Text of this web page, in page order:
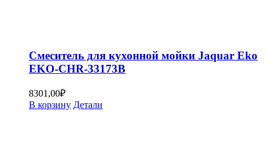
Смеситель для кухонной мойки Jaquar Eko
EKO-CHR-33173B
8301,00₽
В корзину Детали